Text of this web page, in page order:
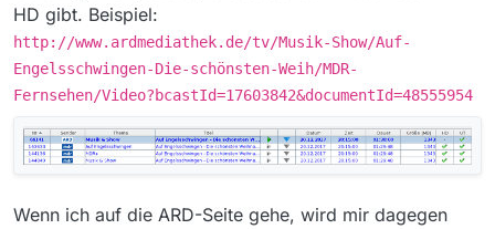
HD gibt. Beispiel:
http://www.ardmediathek.de/tv/Musik-Show/Auf-
Engelsschwingen-Die-schönsten-Weih/MDR-
Fernsehen/Video?bcastId=17603842&documentId=48555954
Wenn ich auf die ARD-Seite gehe, wird mir dagegen